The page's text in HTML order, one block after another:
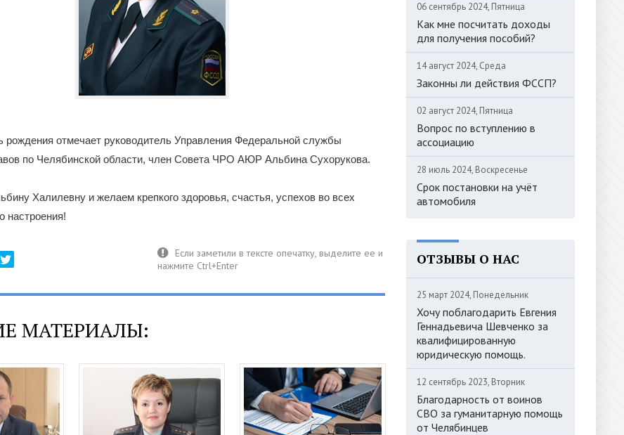
рождения отмечает руководитель Управления Федеральной службы
по Челябинской области, член Совета ЧРО АЮР Альбина Сухорукова.
Халилевну и желаем крепкого здоровья, счастья, успехов во всех
настроения!
МАТЕРИАЛЫ:
06 сентябрь 2024, Пятница
Как мне посчитать доходы
для получения пособий?
14 август 2024, Среда
Законны ли действия ФССП?
02 август 2024, Пятница
Вопрос по вступлению в
ассоциацию
28 июль 2024, Воскресенье
Срок постановки на учёт
автомобиля
ОТЗЫВЫ О НАС
25 март 2024, Понедельник
Хочу поблагодарить Евгения
Геннадьевича Шевченко за
квалифицированную
юридическую помощь.
12 сентябрь 2023, Вторник
Благодарность от воинов
СВО за гуманитарную помощь
от Челябинцев